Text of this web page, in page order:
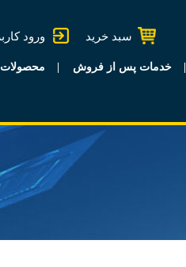
ورود سبد خرید
محصولات خدمات پس از فروش